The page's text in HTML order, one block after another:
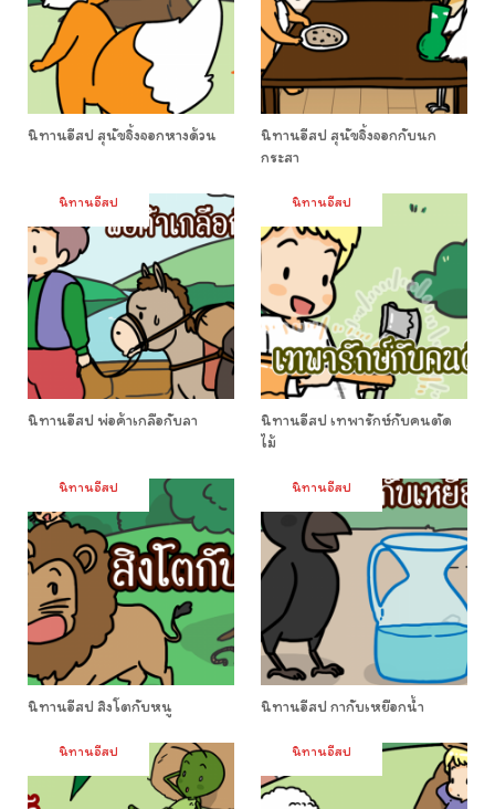
นิทานอีสป สุนัขจิ้งจอกหางด้วน
นิทานอีสป สุนัขจิ้งจอกกับนก
กระสา
นิทานอีสป
นิทานอีสป พ่อค้าเกลือกับลา
นิทานอีสป
นิทานอีสป เทพารักษ์กับคนตัด
ไม้
นิทานอีสป
นิทานอีสป สิงโตกับหนู
นิทานอีสป
นิทานอีสป กากับเหยือกน้ำ
นิทานอีสป นิทานอีสป